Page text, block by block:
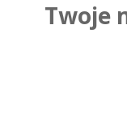
Twoje